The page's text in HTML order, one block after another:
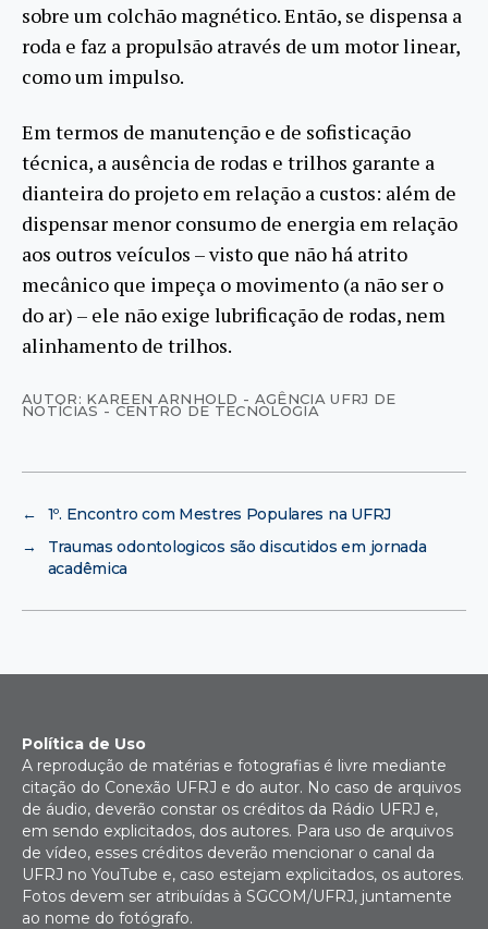
sobre um colchão magnético. Então, se dispensa a
roda e faz a propulsão através de um motor linear,
como um impulso.
Em termos de manutenção e de sofisticação
técnica, a ausência de rodas e trilhos garante a
dianteira do projeto em relação a custos: além de
dispensar menor consumo de energia em relação
aos outros veículos – visto que não há atrito
mecânico que impeça o movimento (a não ser o
do ar) – ele não exige lubrificação de rodas, nem
alinhamento de trilhos.
AUTOR: KAREEN ARNHOLD - AGÊNCIA UFRJ DE
NOTÍCIAS - CENTRO DE TECNOLOGIA
←
1º. Encontro com Mestres Populares na UFRJ
→
Traumas odontologicos são discutidos em jornada
acadêmica
Política de Uso
A reprodução de matérias e fotografias é livre mediante
citação do Conexão UFRJ e do autor. No caso de arquivos
de áudio, deverão constar os créditos da Rádio UFRJ e,
em sendo explicitados, dos autores. Para uso de arquivos
de vídeo, esses créditos deverão mencionar o canal da
UFRJ no YouTube e, caso estejam explicitados, os autores.
Fotos devem ser atribuídas à SGCOM/UFRJ, juntamente
ao nome do fotógrafo.